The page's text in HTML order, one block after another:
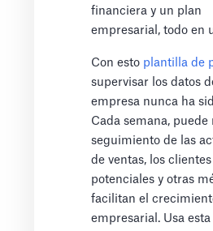
financiera y un plan
empresarial, todo en
Con esto plantilla de
supervisar los datos
empresa nunca ha
Cada semana, puede
seguimiento de las
de ventas, los clientes
potenciales y otras
facilitan el
empresarial. Usa